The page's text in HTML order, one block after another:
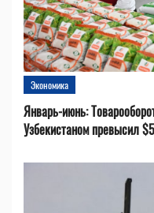
Экономика
Январь-июнь:
Узбекистаном превысил